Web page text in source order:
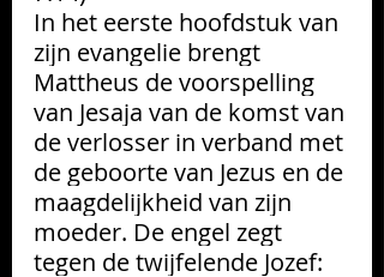
In het eerste hoofdstuk van
zijn evangelie brengt
Mattheus de voorspelling
van Jesaja van de komst van
de verlosser in verband met
de geboorte van Jezus en de
maagdelijkheid van zijn
moeder. De engel zegt
tegen de twijfelende Jozef: